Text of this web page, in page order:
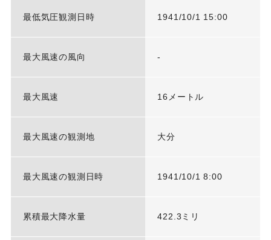
最低気圧観測日時 1941/10/1 15:00
最大風速の風向 -
最大風速 16メートル
最大風速の観測地 大分
最大風速の観測日時 1941/10/1 8:00
累積最大降水量 422.3ミリ